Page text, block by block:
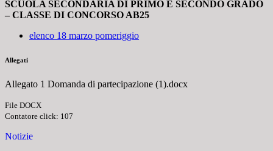
SCUOLA SECONDARIA DI PRIMO E SECONDO GRADO
– CLASSE DI CONCORSO AB25
elenco 18 marzo pomeriggio
Allegati
Allegato 1 Domanda di partecipazione (1).docx
File DOCX
Contatore click: 107
Notizie